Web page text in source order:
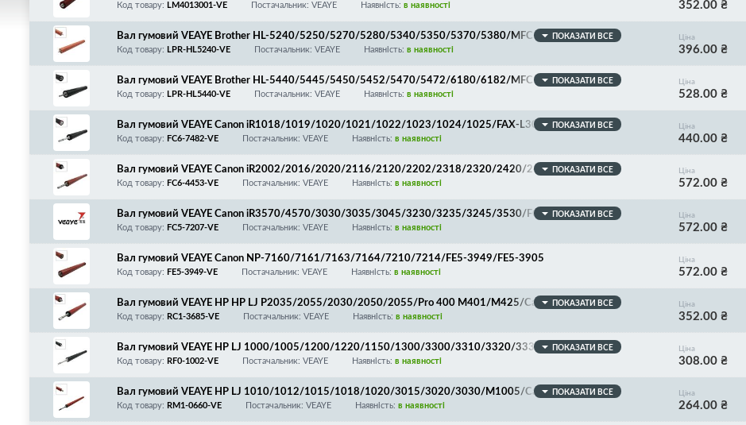
0/7820/9760/9860/9880/DCP-7010/7020/7025
Код товару: LM4013001-VE Постачальник: VEAYE Наявність: в наявності 352.00 ₴
Вал гумовий VEAYE Brother HL-5240/5250/5270/5280/5340/5350/5370/5380/MFC-8370/8380/846
0/8480/8680/8880/8890/DCP-8070/8080/8085/Konica Minolta Bizhub 20/20P
ПОКАЗАТИ ВСЕ
Код товару: LPR-HL5240-VE Постачальник: VEAYE Наявність: в наявності
Ціна
396.00 ₴
Вал гумовий VEAYE Brother HL-5440/5445/5450/5452/5470/5472/6180/6182/MFC-8510/8512/851
5/8520/8710/8712/8810/8910/8912/8950/8952/DCP-8110/8112/8150/8152/8155/8157/8250
ПОКАЗАТИ ВСЕ
Код товару: LPR-HL5440-VE Постачальник: VEAYE Наявність: в наявності
Ціна
528.00 ₴
Вал гумовий VEAYE Canon iR1018/1019/1020/1021/1022/1023/1024/1025/FAX-L3000/MF6530/653
1/6540/6550/6560/6570/6580
ПОКАЗАТИ ВСЕ
Код товару: FC6-7482-VE Постачальник: VEAYE Наявність: в наявності
Ціна
440.00 ₴
Вал гумовий VEAYE Canon iR2002/2016/2020/2116/2120/2202/2318/2320/2420/2422/2425/MF712
0/7170/7280
ПОКАЗАТИ ВСЕ
Код товару: FC6-4453-VE Постачальник: VEAYE Наявність: в наявності
Ціна
572.00 ₴
Вал гумовий VEAYE Canon iR3570/4570/3030/3035/3045/3230/3235/3245/3530/FC6-7207/FC5-72
07
ПОКАЗАТИ ВСЕ
Код товару: FC5-7207-VE Постачальник: VEAYE Наявність: в наявності
Ціна
572.00 ₴
Вал гумовий VEAYE Canon NP-7160/7161/7163/7164/7210/7214/FE5-3949/FE5-3905
Код товару: FE5-3949-VE Постачальник: VEAYE Наявність: в наявності
Ціна
572.00 ₴
Вал гумовий VEAYE HP HP LJ P2035/2055/2030/2050/2055/Pro 400 M401/M425/Canon MF418/419/
416/411/MF5840/5930/5940/5950/5960/5980/LBP-251/252/253/6300/6310/6650/6653/6654/66
ПОКАЗАТИ ВСЕ
Код товару: RC1-3685-VE Постачальник: VEAYE Наявність: в наявності
Ціна
352.00 ₴
Вал гумовий VEAYE HP LJ 1000/1005/1200/1220/1150/1300/3300/3310/3320/3330/3380/LBP121
0/PC-D320/340/FAX-L400/Canon MF3110/3112/3220/3222/3228/3240/3241/5630/5650/5730/575
ПОКАЗАТИ ВСЕ
Код товару: RF0-1002-VE Постачальник: VEAYE Наявність: в наявності
Ціна
308.00 ₴
Вал гумовий VEAYE HP LJ 1010/1012/1015/1018/1020/3015/3020/3030/M1005/Canon LBP2900/30
00/RM1-0660/RC1-2135/RC1-2136
ПОКАЗАТИ ВСЕ
Код товару: RM1-0660-VE Постачальник: VEAYE Наявність: в наявності
Ціна
264.00 ₴